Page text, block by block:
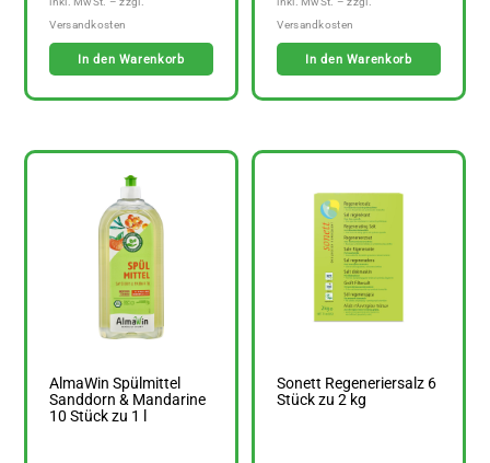
In den Warenkorb In den Warenkorb
AlmaWin Spülmittel
Sanddorn & Mandarine
10 Stück zu 1 l
Sonett Regeneriersalz 6
Stück zu 2 kg